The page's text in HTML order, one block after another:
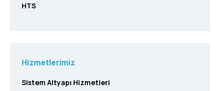
HTS
Hizmetlerimiz
Sistem Altyapı Hizmetleri